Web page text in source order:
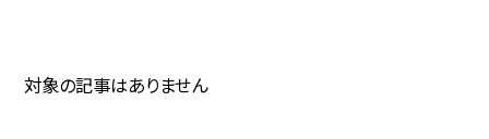
対象の記事はありません